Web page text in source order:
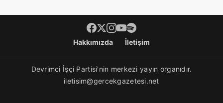
Footer menüHakkımızda İletişim
Devrimci İşçi Partisi'nin merkezi yayın organıdır.
iletisim@gercekgazetesi.net